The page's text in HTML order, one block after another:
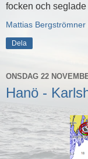
focken och
Mattias Bergströmner
Dela
ONSDAG 22
Hanö -